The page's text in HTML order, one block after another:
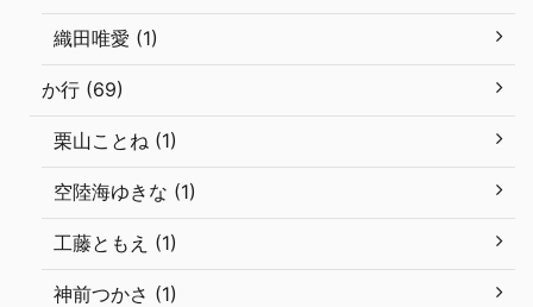
織田唯愛 (1)
か行 (69)
栗山ことね (1)
空陸海ゆきな (1)
工藤ともえ (1)
神前つかさ (1)